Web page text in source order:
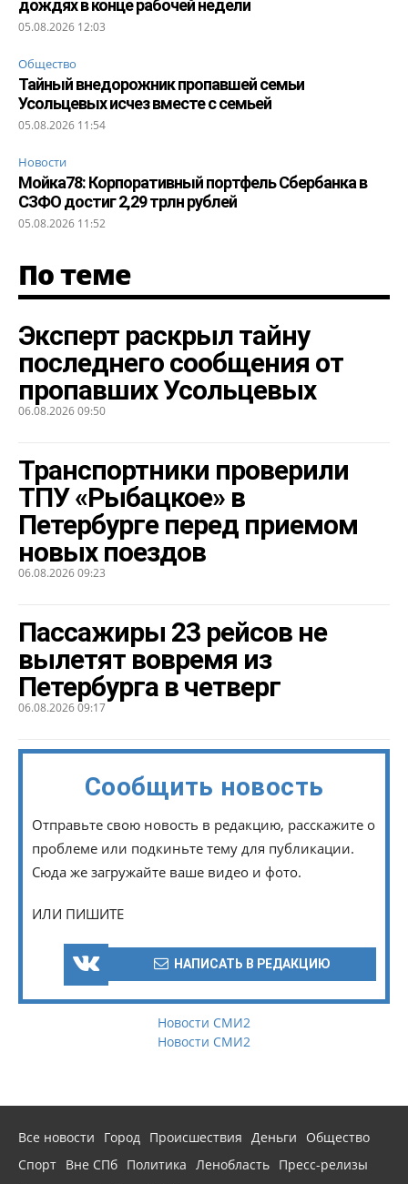
дождях в конце рабочей недели
05.08.2026 12:03
Общество
Тайный внедорожник пропавшей семьи
Усольцевых исчез вместе с семьей
05.08.2026 11:54
Новости
Мойка78: Корпоративный портфель Сбербанка в
СЗФО достиг 2,29 трлн рублей
05.08.2026 11:52
По теме
Эксперт раскрыл тайну
последнего сообщения от
пропавших Усольцевых
06.08.2026 09:50
Транспортники проверили
ТПУ «Рыбацкое» в
Петербурге перед приемом
новых поездов
06.08.2026 09:23
Пассажиры 23 рейсов не
вылетят вовремя из
Петербурга в четверг
06.08.2026 09:17
Сообщить новость
Отправьте свою новость в редакцию, расскажите о
проблеме или подкиньте тему для публикации.
Сюда же загружайте ваше видео и фото.
ИЛИ ПИШИТЕ
НАПИСАТЬ В РЕДАКЦИЮ
Новости СМИ2
Новости СМИ2
Все новости Город Происшествия Деньги
Общество
Спорт Вне СПб Политика Ленобласть Пресс-релизы